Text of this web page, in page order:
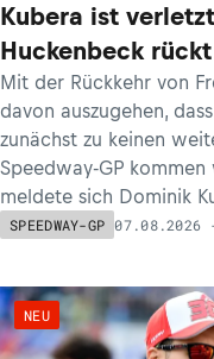
Kubera ist
Huckenbeck
Mit der Rückkehr von
davon auszugehen,
zunächst zu keinen
Speedway-GP
meldete sich Dominik
SPEEDWAY-GP 07.08.2026
NEU